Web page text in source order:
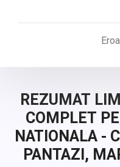
REZUMAT
COMPLET
NATIONALA -
PANTAZI,